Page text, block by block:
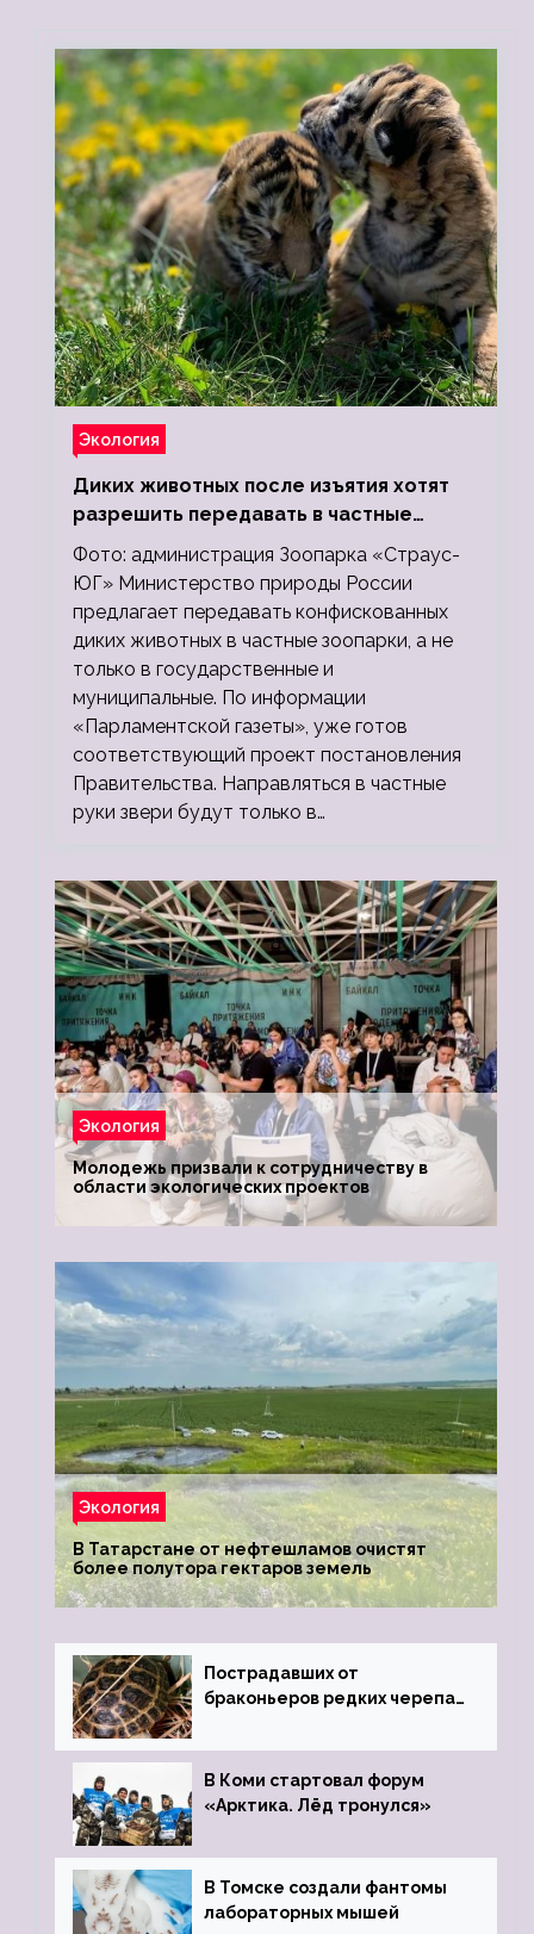
Экология
Диких животных после изъятия хотят
разрешить передавать в частные
зоопарки
Фото: администрация Зоопарка «Страус-
ЮГ» Министерство природы России
предлагает передавать конфискованных
диких животных в частные зоопарки, а не
только в государственные и
муниципальные. По информации
«Парламентской газеты», уже готов
соответствующий проект постановления
Правительства. Направляться в частные
руки звери будут только в…
Экология
Молодежь призвали к сотрудничеству в
области экологических проектов
Экология
В Татарстане от нефтешламов очистят
более полутора гектаров земель
Пострадавших от
браконьеров редких черепах
зоопарк
В Коми стартовал форум
«Арктика. Лёд тронулся»
В Томске создали фантомы
лабораторных мышей